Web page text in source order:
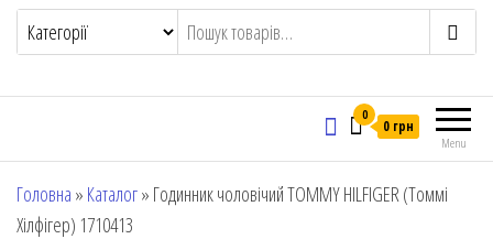
Menu
0
0 грн
Головна » Каталог» Годинник чоловічий TOMMY HILFIGER (Томмі
Хілфігер) 1710413